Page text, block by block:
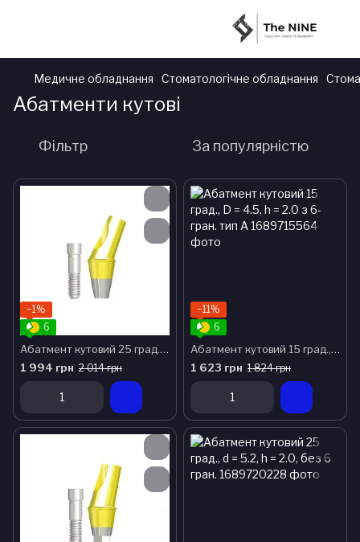
Медичне обладнання Стоматологічне обладнання
Абатменти кутові
Фільтр За популярністю
−1%
6
Абатмент кутовий 25 град., d = 4.5, h = 2.0, із 6-гран. тип А
1 994 грн 2 014 грн
−11%
6
Абатмент кутовий 15 град., D = 4.5, h = 2.0 з 6-гран. тип А
1 623 грн 1 824 грн